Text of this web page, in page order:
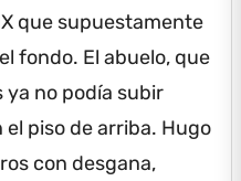
que supuestamente
fondo. El abuelo, que
ya no podía subir
el piso de arriba. Hugo
con desgana,